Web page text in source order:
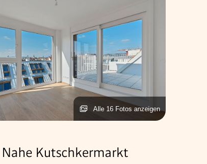
Alle 16 Fotos anzeigen
Kutschkermarkt